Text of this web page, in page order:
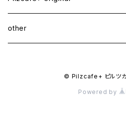
other
© Pilzcafe+ ピルツカ
Powered by